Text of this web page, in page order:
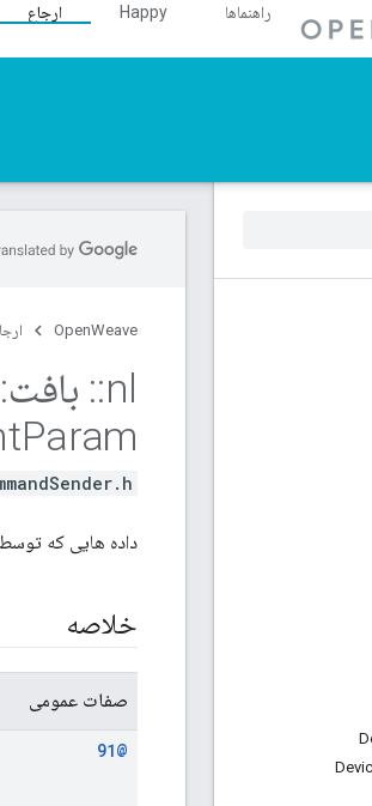
راهنماها Happy ارجاع
OpenWeave
nl
:: بافت
Param
داده هایی که
خلاصه
صفات عمومی
@91